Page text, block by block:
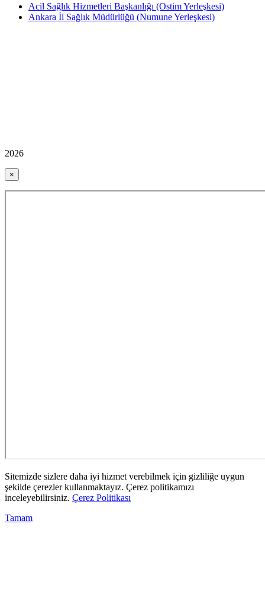
Acil Sağlık Hizmetleri Başkanlığı (Ostim Yerleşkesi)
Ankara İl Sağlık Müdürlüğü (Numune Yerleşkesi)
2026
×
Sitemizde sizlere daha iyi hizmet verebilmek için gizliliğe uygun
şekilde çerezler kullanmaktayız. Çerez politikamızı
inceleyebilirsiniz. Çerez Politikası
Tamam